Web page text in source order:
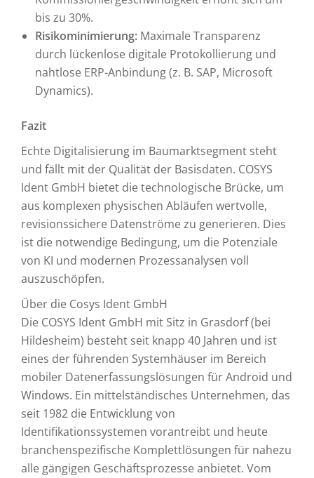
bis zu 30%.
Risikominimierung: Maximale Transparenz
durch lückenlose digitale Protokollierung und
nahtlose ERP-Anbindung (z. B. SAP, Microsoft
Dynamics).
Fazit
Echte Digitalisierung im Baumarktsegment steht
und fällt mit der Qualität der Basisdaten. COSYS
Ident GmbH bietet die technologische Brücke, um
aus komplexen physischen Abläufen wertvolle,
revisionssichere Datenströme zu generieren. Dies
ist die notwendige Bedingung, um die Potenziale
von KI und modernen Prozessanalysen voll
auszuschöpfen.
Über die Cosys Ident GmbH
Die COSYS Ident GmbH mit Sitz in Grasdorf (bei
Hildesheim) besteht seit knapp 40 Jahren und ist
eines der führenden Systemhäuser im Bereich
mobiler Datenerfassungslösungen für Android und
Windows. Ein mittelständisches Unternehmen, das
seit 1982 die Entwicklung von
Identifikationssystemen vorantreibt und heute
branchenspezifische Komplettlösungen für nahezu
alle gängigen Geschäftsprozesse anbietet. Vom